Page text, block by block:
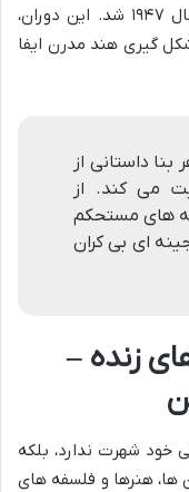
که در نهایت منجر به استقلال هند در سال ۱۹۴۷ شد. این دوران،
گیری هند مدرن ایفا
داستانی از
می کند. از
های مستحکم
ای بی کران
زنده –
خود شهرت ندارد، بلکه
ها، هنرها و فلسفه های